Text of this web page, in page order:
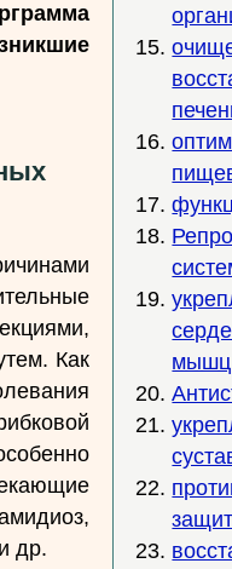
Как
др.